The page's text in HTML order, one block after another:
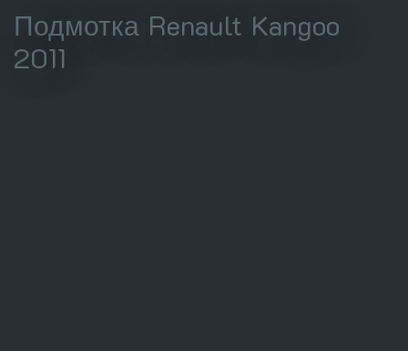
Подмотка Renault Kangoo
2011